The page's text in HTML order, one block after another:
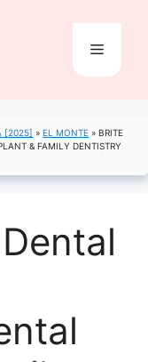
Menú
[2025] »EL MONTE »BRITE
& FAMILY DENTISTRY